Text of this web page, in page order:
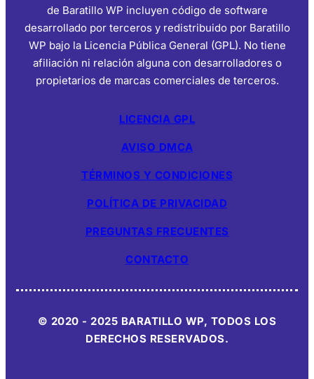
de Baratillo WP incluyen código de software
desarrollado por terceros y redistribuido por Baratillo
WP bajo la Licencia Pública General (GPL). No tiene
afiliación ni relación alguna con desarrolladores o
propietarios de marcas comerciales de terceros.
LICENCIA GPL
AVISO DMCA
TÉRMINOS Y CONDICIONES
POLÍTICA DE PRIVACIDAD
PREGUNTAS FRECUENTES
CONTACTO
© 2020 - 2025 BARATILLO WP, TODOS LOS
DERECHOS RESERVADOS.